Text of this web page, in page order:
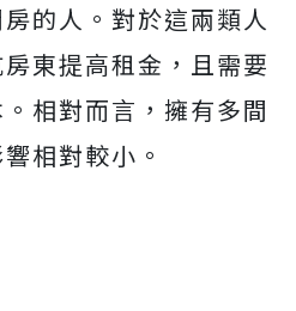
的人。對於這兩類人
東提高租金，且需要
相對而言，擁有多間
相對較小。